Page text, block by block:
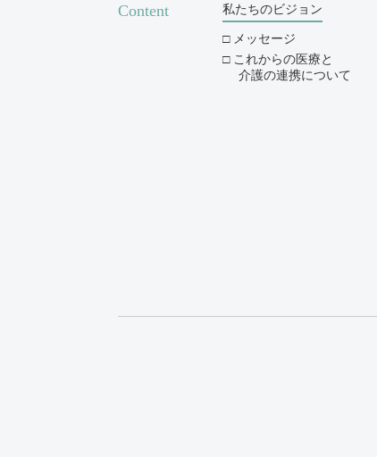
Content 私たちのビジョン
メッセージ
これからの医療と
介護の連携について